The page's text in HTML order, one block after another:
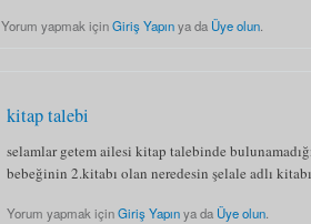
Yorum yapmak içinGiriş Yapınya da Üye olun.
kitap talebi
selamlar getem ailesi kitap talebinde
bebeğinin 2.kitabı olan neredesin şelale adlı
Yorum yapmak içinGiriş Yapınya da Üye olun.